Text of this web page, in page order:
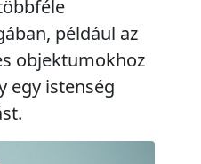
például az
objektumokhoz
egy istenség